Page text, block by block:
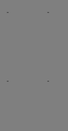
- -
- -